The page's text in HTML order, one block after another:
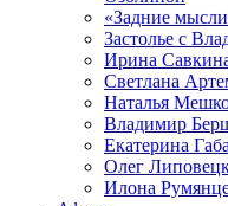
«Задние
Застолье с
Ирина
Светлана
Наталья
Владимир
Екатерина
Олег
Илона